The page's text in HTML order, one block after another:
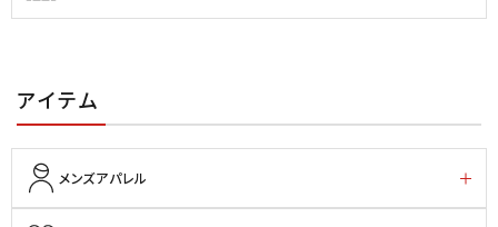
アイテム
メンズアパレル